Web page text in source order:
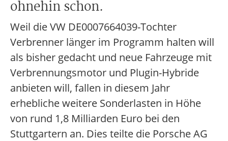
ohnehin schon.
Weil die VW DE0007664039-Tochter
Verbrenner länger im Programm halten will
als bisher gedacht und neue Fahrzeuge mit
Verbrennungsmotor und Plugin-Hybride
anbieten will, fallen in diesem Jahr
erhebliche weitere Sonderlasten in Höhe
von rund 1,8 Milliarden Euro bei den
Stuttgartern an. Dies teilte die Porsche AG